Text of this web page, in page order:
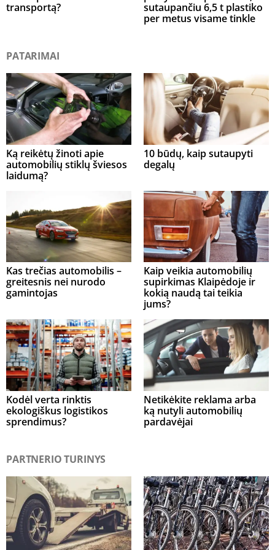
transportą?
sutaupančiu 6,5 t plastiko
per metus visame tinkle
PATARIMAI
Ką reikėtų žinoti apie
automobilių stiklų šviesos
laidumą?
10 būdų, kaip sutaupyti
degalų
Kas trečias automobilis –
greitesnis nei nurodo
gamintojas
Kaip veikia automobilių
supirkimas Klaipėdoje ir
kokią naudą tai teikia
jums?
Kodėl verta rinktis
ekologiškus logistikos
sprendimus?
Netikėkite reklama arba
ką nutyli automobilių
pardavėjai
PARTNERIO TURINYS